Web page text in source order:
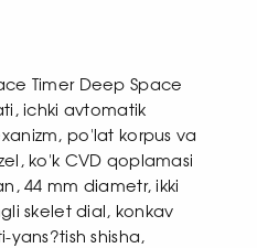
Timer Deep Space
ichki avtomatik
po'lat korpus va
ko'k CVD qoplamasi
44 mm diametr, ikki
skelet dial, konkav
yans?tish shisha,